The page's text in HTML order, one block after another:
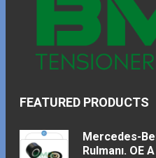
FEATURED PRODUCTS
Mercedes-
Rulmanı. OE